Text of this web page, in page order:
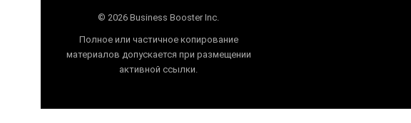
© 2026 Business Booster Inc.
Полное или частичное копирование
материалов допускается при размещении
активной ссылки.